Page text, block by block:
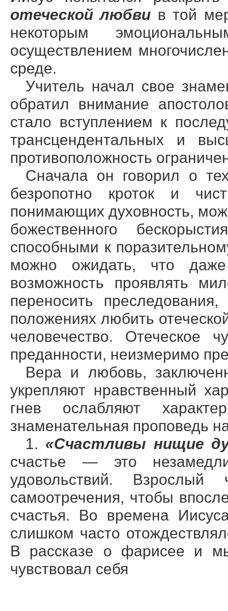
отеческой любви в той
некоторым
осуществлением
среде.
Учитель начал свое
обратил внимание
стало вступлением к
трансцендентальных и
противоположность
Сначала он говорил о
безропотно кроток и
понимающих духовность,
божественного
способными к
можно ожидать, что
возможность проявлять
переносить
положениях любить
человечество. Отеческое
преданности, неизмеримо
Вера и любовь,
укрепляют нравственный
гнев ослабляют
знаменательная проповедь
1. «Счастливы нищие
счастье — это
удовольствий. Взрослый
самоотречения, чтобы
счастья. Во времена
слишком часто
В рассказе о фарисее и
чувствовал себя